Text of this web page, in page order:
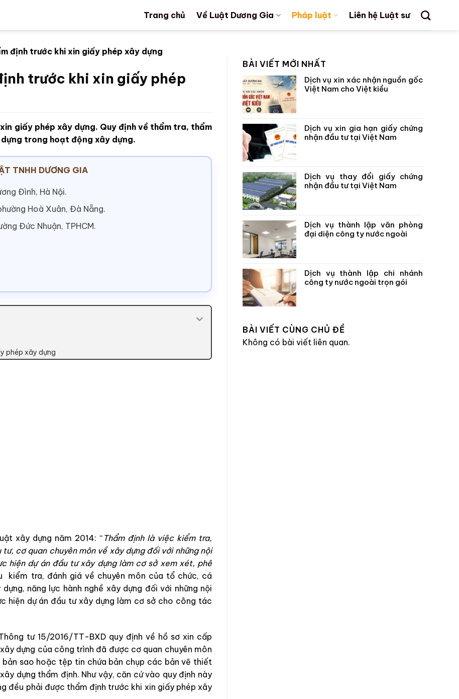
Trang chủ Về Luật Dương Gia Pháp luật Liên hệ Luật sư
định trước khi xin giấy phép xây dựng
trước khi xin giấy phép
giấy phép xây dựng. Quy định về thẩm tra, thẩm
trong hoạt động xây dựng.
TNHH DƯƠNG GIA
Đình, Hà Nội.
Hoà Xuân, Đà Nẵng.
Đức Nhuận, TPHCM.
phép xây dựng
xây dựng năm 2014: “ Thẩm định là việc kiểm tra,
cơ quan chuyên môn về xây dựng đối với những nội
hiện dự án đầu tư xây dựng làm cơ sở xem xét, phê
kiểm tra, đánh giá về chuyên môn của tổ chức, cá
năng lực hành nghề xây dựng đối với những nội
hiện dự án đầu tư xây dựng làm cơ sở cho công tác
tư 15/2016/TT-BXD quy định về hồ sơ xin cấp
dựng của công trình đã được cơ quan chuyên môn
sao hoặc tệp tin chứa bản chụp các bản vẽ thiết
dựng thẩm định. Như vậy, căn cứ vào quy định này
đều phải được thẩm định trước khi xin giấy phép xây
BÀI VIẾT MỚI NHẤT
Dịch vụ xin xác nhận nguồn gốc
Việt Nam cho Việt kiều
Dịch vụ xin gia hạn giấy chứng
nhận đầu tư tại Việt Nam
Dịch vụ thay đổi giấy chứng
nhận đầu tư tại Việt Nam
Dịch vụ thành lập văn phòng
đại diện công ty nước ngoài
Dịch vụ thành lập chi nhánh
công ty nước ngoài trọn gói
BÀI VIẾT CÙNG CHỦ ĐỀ
Không có bài viết liên quan.